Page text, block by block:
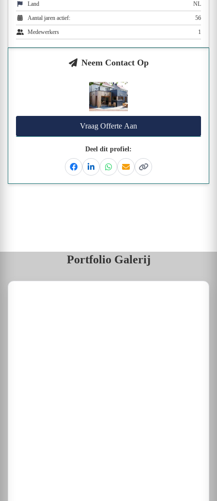
Land NL
Aantal jaren actief: 56
Medewerkers 1
Neem Contact Op
Vraag Offerte Aan
Deel dit profiel:
FacebookLinkedinWhatsapp
EmailKopieer link
Portfolio Galerij